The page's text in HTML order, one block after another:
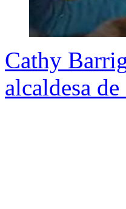
Cathy
alcaldesa